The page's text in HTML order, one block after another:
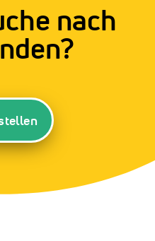
nach